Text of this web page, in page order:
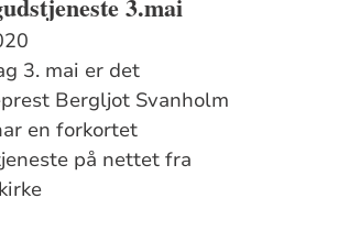
3. mai er det
Bergljot Svanholm
en forkortet
på nettet fra